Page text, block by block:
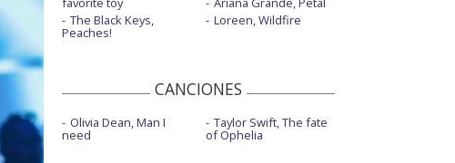
The Black Keys,
Peaches!
Loreen, Wildfire
CANCIONES
Olivia Dean, Man I
need
Taylor Swift, The fate
of Ophelia